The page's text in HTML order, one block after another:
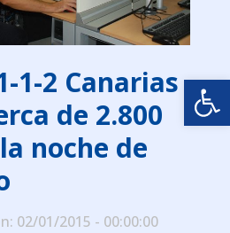
1-2 Canarias
de 2.800
noche de
02/01/2015 - 00:00:00